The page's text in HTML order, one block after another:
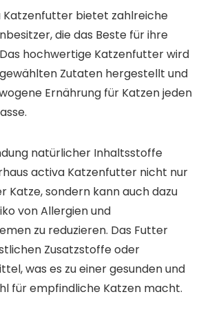
Katzenfutter bietet zahlreiche
die das Beste für ihre
hochwertige Katzenfutter wird
Zutaten hergestellt und
Ernährung für Katzen jeden
natürlicher Inhaltsstoffe
activa Katzenfutter nicht nur
Katze, sondern kann auch dazu
von Allergien und
zu reduzieren. Das Futter
Zusatzstoffe oder
was es zu einer gesunden und
für empfindliche Katzen macht.